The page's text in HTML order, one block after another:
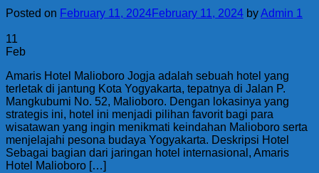
Posted on February 11, 2024February 11, 2024 byAdmin 1
11
Feb
Amaris Hotel Malioboro Jogja adalah sebuah hotel yang
terletak di jantung Kota Yogyakarta, tepatnya di Jalan P.
Mangkubumi No. 52, Malioboro. Dengan lokasinya yang
strategis ini, hotel ini menjadi pilihan favorit bagi para
wisatawan yang ingin menikmati keindahan Malioboro serta
menjelajahi pesona budaya Yogyakarta. Deskripsi Hotel
Sebagai bagian dari jaringan hotel internasional, Amaris
Hotel Malioboro […]